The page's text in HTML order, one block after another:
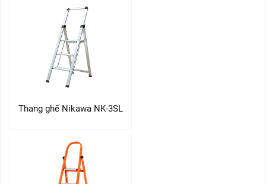
Thang ghế Nikawa NK-3SL